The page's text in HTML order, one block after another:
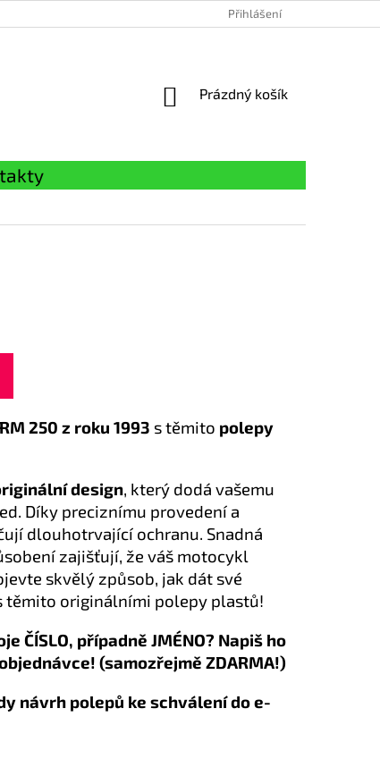
Přihlášení
NÁKUPNÍ
Prázdný košík
250 z roku 1993 s těmito polepy
design, který dodá vašemu
Díky preciznímu provedení a
dlouhotrvající ochranu. Snadná
zajišťují, že váš motocykl
skvělý způsob, jak dát své
těmito originálními polepy plastů!
ČÍSLO, případně JMÉNO? Napiš ho
(samozřejmě ZDARMA!)
návrh polepů ke schválení do e-